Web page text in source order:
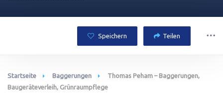
Speichern Teilen
Startseite Baggerungen
Thomas Peham – Baggerungen,
Baugeräteverleih, Grünraumpflege